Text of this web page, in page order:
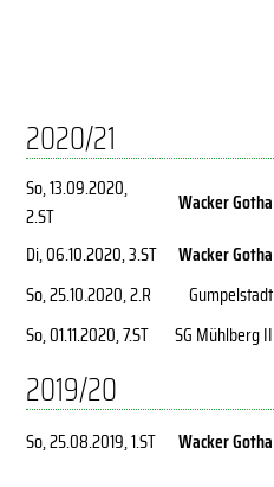
2020/21
So, 13.09.2020,
2.ST
Wacker Gotha
Di, 06.10.2020, 3.ST Wacker Gotha
So, 25.10.2020, 2.R Gumpelstadt
So, 01.11.2020, 7.ST SG Mühlberg II
2019/20
So, 25.08.2019, 1.ST Wacker Gotha